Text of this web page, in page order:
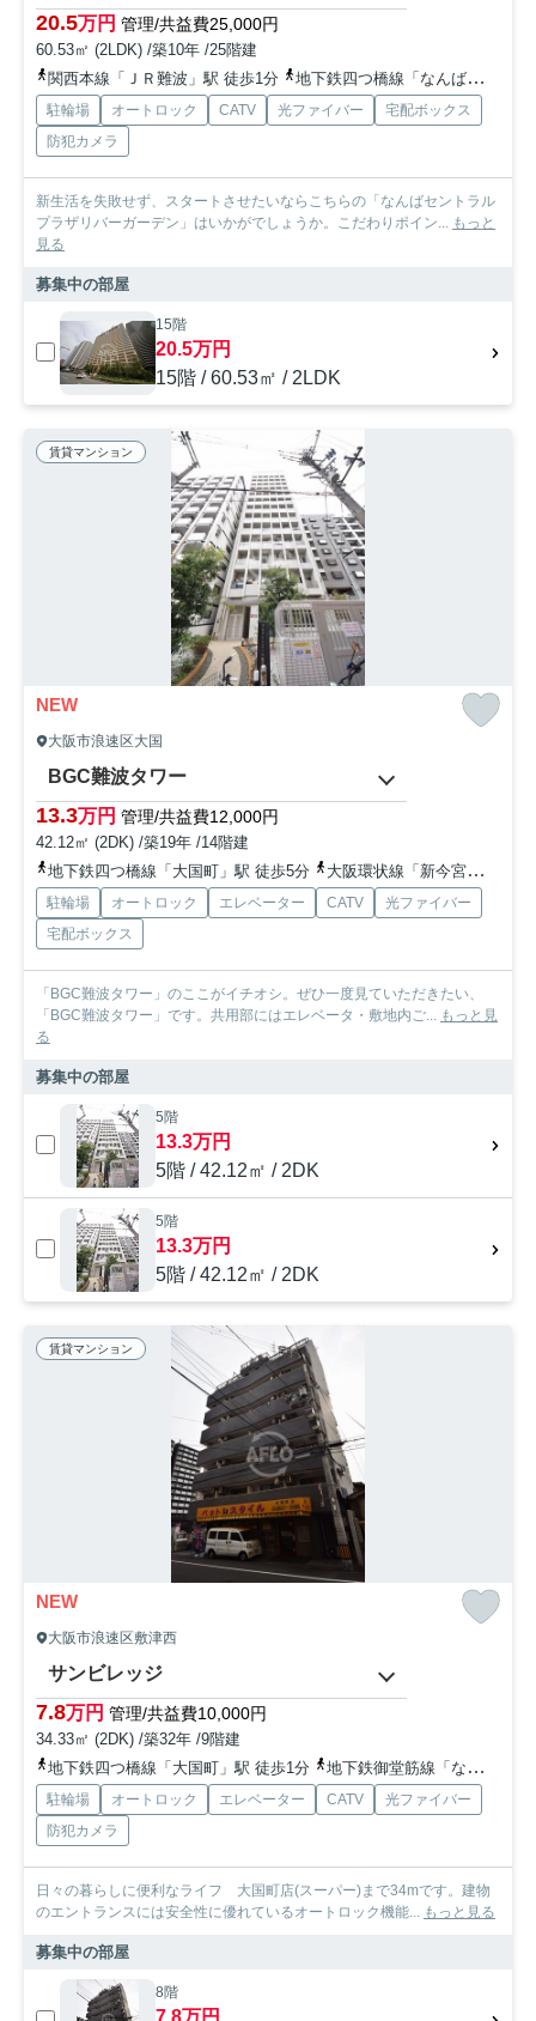
20.5万円 管理/共益費25,000円
60.53㎡ (2LDK) /築10年 /25階建
関西本線「ＪＲ難波」駅 徒歩1分
地下鉄四つ橋線「なんば」駅 徒歩5分
駐輪場 オートロック CATV 光ファイバー
宅配ボックス
防犯カメラ
新生活を失敗せず、スタートさせたいならこちらの「なんばセントラル
プラザリバーガーデン」はいかがでしょうか。こだわりポイン... もっと
見る
募集中の部屋
15階
20.5万円
15階 / 60.53㎡ / 2LDK
賃貸マンション
NEW
大阪市浪速区大国
BGC難波タワー
13.3万円 管理/共益費12,000円
42.12㎡ (2DK) /築19年 /14階建
地下鉄四つ橋線「大国町」駅 徒歩5分
大阪環状線「新今宮」駅 徒歩6分
駐輪場 オートロック エレベーター CATV
光ファイバー
宅配ボックス
「BGC難波タワー」のここがイチオシ。ぜひ一度見ていただきたい、
「BGC難波タワー」です。共用部にはエレベータ・敷地内ご... もっと見
る
募集中の部屋
5階
13.3万円
5階 / 42.12㎡ / 2DK
5階
13.3万円
5階 / 42.12㎡ / 2DK
賃貸マンション
NEW
大阪市浪速区敷津西
サンビレッジ
7.8万円 管理/共益費10,000円
34.33㎡ (2DK) /築32年 /9階建
地下鉄四つ橋線「大国町」駅 徒歩1分
地下鉄御堂筋線「なんば」駅 徒歩15分
駐輪場 オートロック エレベーター CATV
光ファイバー
防犯カメラ
日々の暮らしに便利なライフ 大国町店(スーパー)まで34mです。建物
のエントランスには安全性に優れているオートロック機能... もっと見る
募集中の部屋
8階
7.8万円